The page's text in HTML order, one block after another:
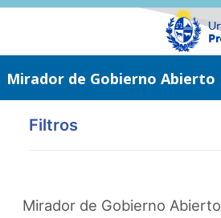
Saltar
Mirador de Gobierno Abierto
Filtros
Mirador de Gobierno Abierto